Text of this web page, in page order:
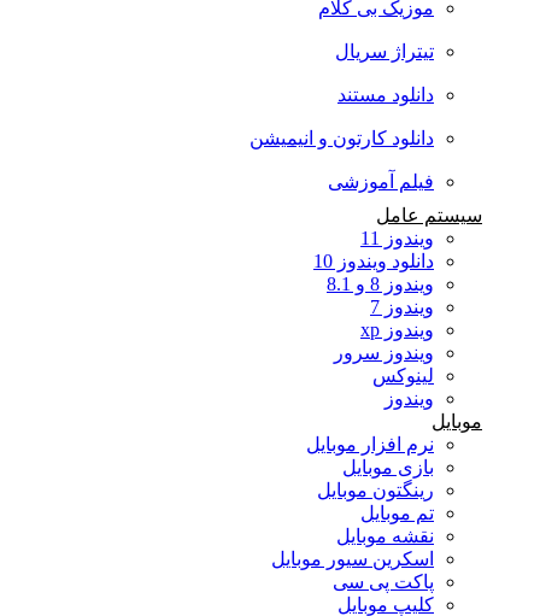
موزیک بی کلام
تیتراژ سریال
دانلود مستند
دانلود کارتون و انیمیشن
فیلم آموزشی
سیستم عامل
ویندوز 11
دانلود ویندوز 10
ویندوز 8 و 8.1
ویندوز 7
ویندوز xp
ویندوز سرور
لینوکس
ویندوز
موبایل
نرم افزار موبایل
بازی موبایل
رینگتون موبایل
تم موبایل
نقشه موبایل
اسکرین سیور موبایل
پاکت پی سی
کلیپ موبایل